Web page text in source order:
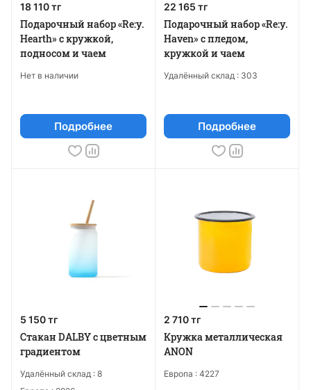
18 110 тг
Подарочный набор «Re:y.
Hearth» с кружкой,
подносом и чаем
Нет в наличии
Подробнее
22 165 тг
Подарочный набор «Re:y.
Haven» с пледом,
кружкой и чаем
Удалённый склад : 303
Подробнее
5 150 тг
Стакан DALBY с цветным
градиентом
Удалённый склад : 8
2 710 тг
Кружка металлическая
ANON
Европа : 4227